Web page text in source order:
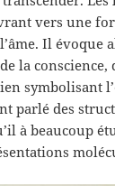
vers une
Il évoque
la conscience,
symbolisant
parlé des
à beaucoup